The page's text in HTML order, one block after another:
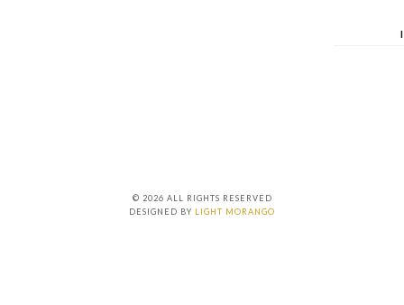
© 2026 ALL RIGHTS RESERVED
DESIGNED BY LIGHT MORANGO